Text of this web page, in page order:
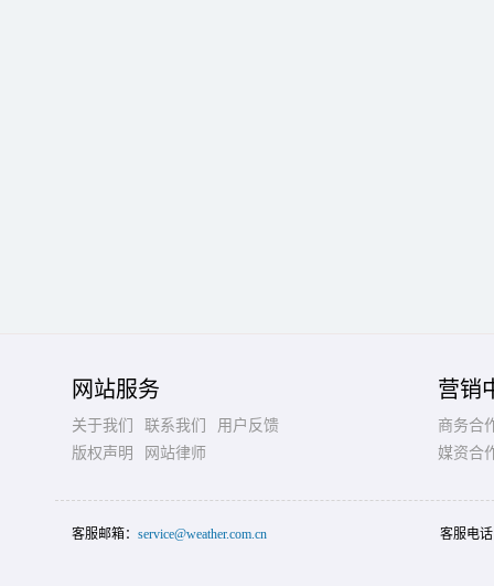
网站服务
关于我们 联系我们
用户反馈
版权声明
网站律师
营销
商务合
媒资合
客服邮箱： service@weather.com.cn 客服电